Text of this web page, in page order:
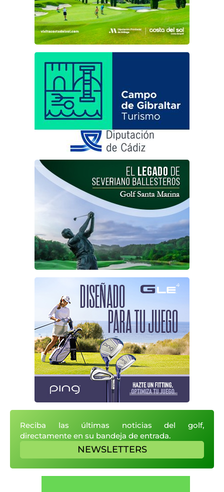
Reciba las últimas noticias del golf,
directamente en su bandeja de entrada.
NEWSLETTERS